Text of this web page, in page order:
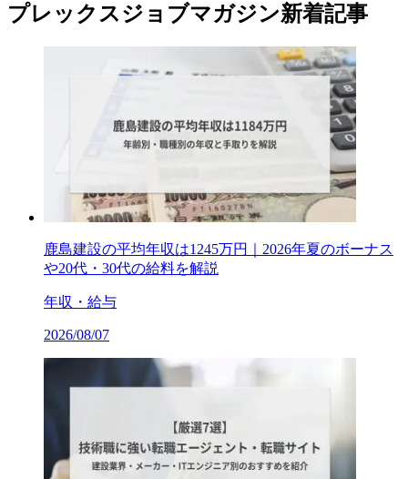
プレックスジョブマガジン新着記事
鹿島建設の平均年収は1245万円｜2026年夏のボーナス
や20代・30代の給料を解説
年収・給与
2026/08/07